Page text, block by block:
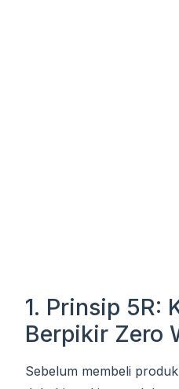
1. Prinsip 5R:
Berpikir Zero
Sebelum membeli